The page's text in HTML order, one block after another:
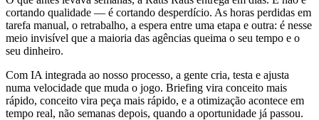
cortando qualidade — é cortando desperdício. As horas perdidas em
tarefa manual, o retrabalho, a espera entre uma etapa e outra: é nesse
meio invisível que a maioria das agências queima o seu tempo e o
seu dinheiro.
Com IA integrada ao nosso processo, a gente cria, testa e ajusta
numa velocidade que muda o jogo. Briefing vira conceito mais
rápido, conceito vira peça mais rápido, e a otimização acontece em
tempo real, não semanas depois, quando a oportunidade já passou.